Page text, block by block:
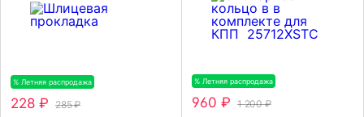
% Летняя распродажа
228 ₽ 285 ₽
% Летняя распродажа
960 ₽ 1 200 ₽